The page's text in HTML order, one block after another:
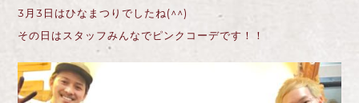
3月3日はひなまつりでしたね(^^)
その日はスタッフみんなでピンクコーデです！！